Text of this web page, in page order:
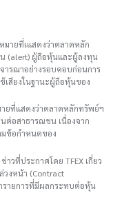
มายที่เแสดงว่าตลาดหลัก
(alert) ผู้ถือหุ้นและผู้ลงทุน
ารณาอย่างรอบคอบก่อนการ
เสียงในฐานะผู้ถือหุ้นของ
ายที่แสดงว่าตลาดหลักทรัพย์ฯ
ต่อสาธารณชน เนื่องจาก
ข้อกำหนดของ
าวที่ประกาศโดย TFEX เกี่ยว
งหน้า (Contract
รายการที่มีผลกระทบต่อหุ้น